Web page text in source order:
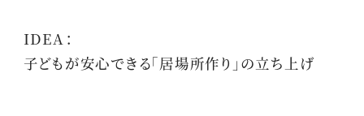
IDEA：
子どもが安心できる「居場所作り」の立ち上げ